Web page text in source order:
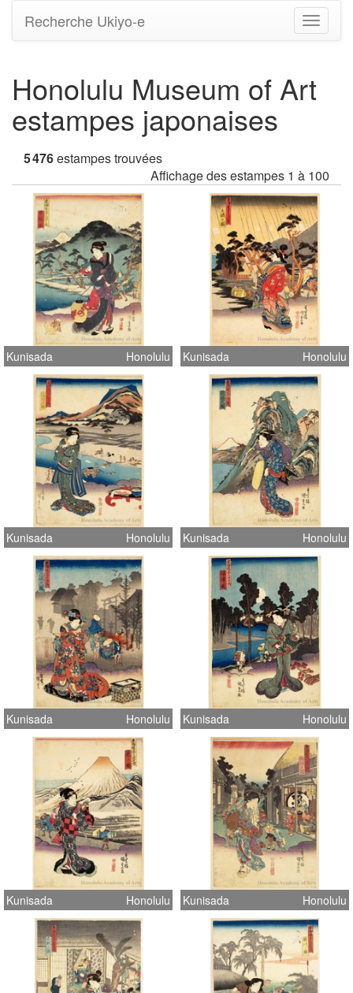
Basculer
la
Recherche Ukiyo-e
Honolulu Museum of Art
estampes japonaises
5 476estampes trouvées
Affichage des estampes 1 à 100
Kunisada Honolulu Kunisada Honolulu
Kunisada Honolulu Kunisada Honolulu
Kunisada Honolulu Kunisada Honolulu
Kunisada Honolulu Kunisada Honolulu